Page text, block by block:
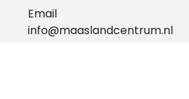
Email
info@maaslandcentrum.nl